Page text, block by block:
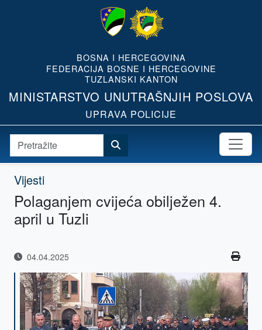
BOSNA I HERCEGOVINA
FEDERACIJA BOSNE I HERCEGOVINE
TUZLANSKI KANTON
MINISTARSTVO UNUTRAŠNJIH POSLOVA
UPRAVA POLICIJE
Vijesti
Polaganjem cvijeća obilježen 4.
april u Tuzli
04.04.2025